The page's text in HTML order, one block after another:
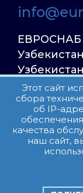
ЕВРОСНАБ
Улица
23, дом 31
Все права
Этот сайт
сбора
об IP-
качества
наш сайт,